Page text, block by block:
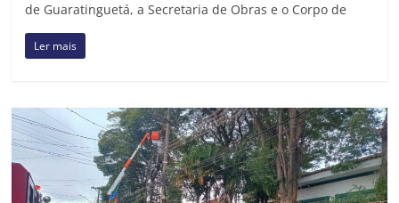
de Guaratinguetá, a Secretaria de Obras e o Corpo de
Ler mais